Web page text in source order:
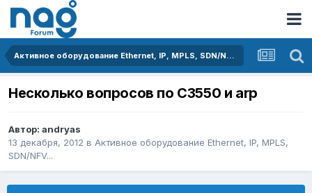
Активное оборудование Ethernet, IP, MPLS, SDN/NFV...
Несколько вопросов по С3550 и arp
Автор: andryas
13 декабря, 2012 в Активное оборудование Ethernet, IP, MPLS,
SDN/NFV...